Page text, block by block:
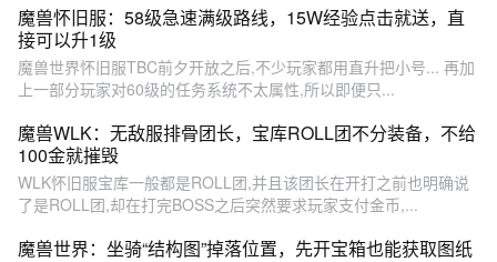
魔兽怀旧服：58级急速满级路线，15W经验点击就送，直
接可以升1级
魔兽世界怀旧服TBC前夕开放之后,不少玩家都用直升把小号... 再加
上一部分玩家对60级的任务系统不太属性,所以即便只...
魔兽WLK：无敌服排骨团长，宝库ROLL团不分装备，不给
100金就摧毁
WLK怀旧服宝库一般都是ROLL团,并且该团长在开打之前也明确说
了是ROLL团,却在打完BOSS之后突然要求玩家支付金币,...
魔兽世界：坐骑“结构图”掉落位置，先开宝箱也能获取图纸